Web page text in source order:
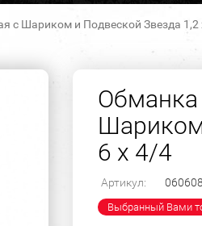
с Шариком и Подвеской Звезда 1,2
Обманка
Шариком
6 х 4/4
Артикул:
Выбранный Вами